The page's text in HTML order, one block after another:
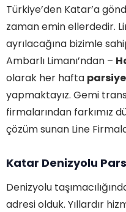
Türkiye’den Katar’a
zaman emin ellerdedir.
ayrılacağına bizimle
Ambarlı Limanı’ndan –
olarak her hafta
yapmaktayız. Gemi
firmalarından farkımız
çözüm sunan Line
Katar Denizyolu
Denizyolu
adresi olduk. Yıllardır